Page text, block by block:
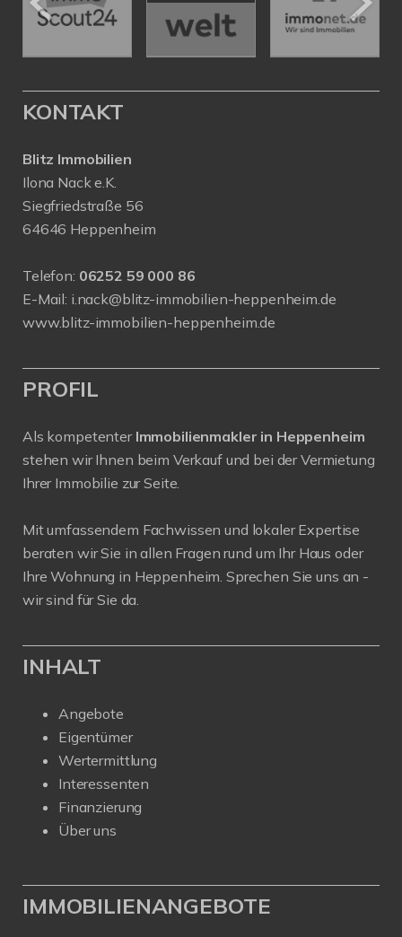
KONTAKT
Blitz Immobilien
Ilona Nack e.K.
Siegfriedstraße 56
64646 Heppenheim
Telefon: 06252 59 000 86
E-Mail: i.nack@blitz-immobilien-heppenheim.de
www.blitz-immobilien-heppenheim.de
PROFIL
Als kompetenter Immobilienmakler in Heppenheim
stehen wir Ihnen beim Verkauf und bei der Vermietung
Ihrer Immobilie zur Seite.
Mit umfassendem Fachwissen und lokaler Expertise
beraten wir Sie in allen Fragen rund um Ihr Haus oder
Ihre Wohnung in Heppenheim. Sprechen Sie uns an -
wir sind für Sie da.
INHALT
Angebote
Eigentümer
Wertermittlung
Interessenten
Finanzierung
Über uns
IMMOBILIENANGEBOTE